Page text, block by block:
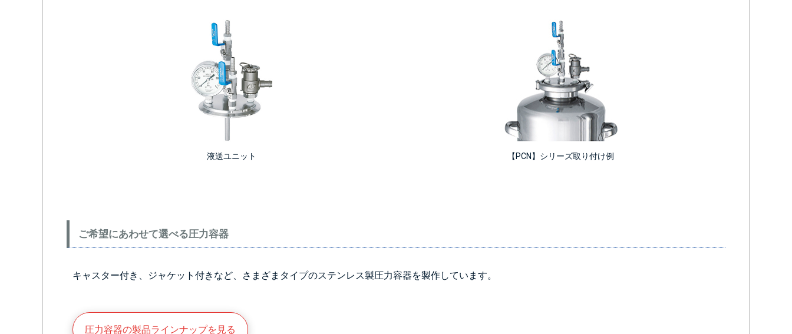
液送ユニット 【PCN】シリーズ取り付け例
ご希望にあわせて選べる圧力容器
キャスター付き、ジャケット付きなど、さまざまタイプのステンレス製圧力容器を製作しています。
圧力容器の製品ラインナップを見る